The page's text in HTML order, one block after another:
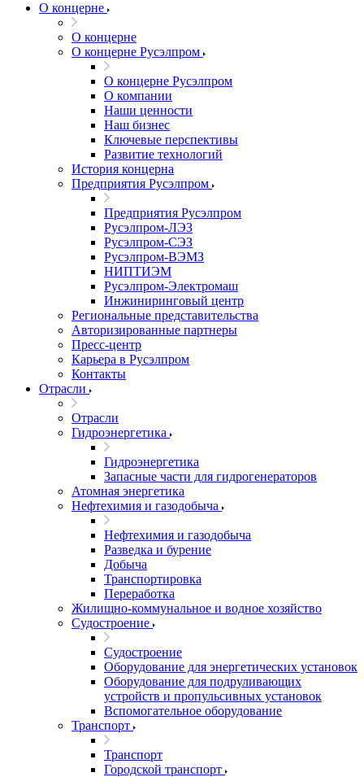
О концерне
О концерне
О концерне Русэлпром
О концерне Русэлпром
О компании
Наши ценности
Наш бизнес
Ключевые перспективы
Развитие технологий
История концерна
Предприятия Русэлпром
Предприятия Русэлпром
Русэлпром-ЛЭЗ
Русэлпром-СЭЗ
Русэлпром-ВЭМЗ
НИПТИЭМ
Русэлпром-Электромаш
Инжиниринговый центр
Региональные представительства
Авторизированные партнеры
Пресс-центр
Карьера в Русэлпром
Контакты
Отрасли
Отрасли
Гидроэнергетика
Гидроэнергетика
Запасные части для гидрогенераторов
Атомная энергетика
Нефтехимия и газодобыча
Нефтехимия и газодобыча
Разведка и бурение
Добыча
Транспортировка
Переработка
Жилищно-коммунальное и водное хозяйство
Судостроение
Судостроение
Оборудование для энергетических установок
Оборудование для подруливающих
устройств и пропульсивных установок
Вспомогательное оборудование
Транспорт
Транспорт
Городской транспорт